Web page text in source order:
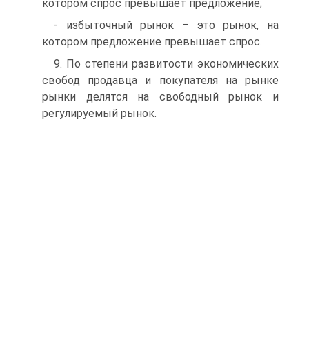
котором спрос превышает предложение;
- избыточный рынок – это рынок, на
котором предложение превышает спрос.
9. По степени развитости экономических
свобод продавца и покупателя на рынке
рынки делятся на свободный рынок и
регулируемый рынок.